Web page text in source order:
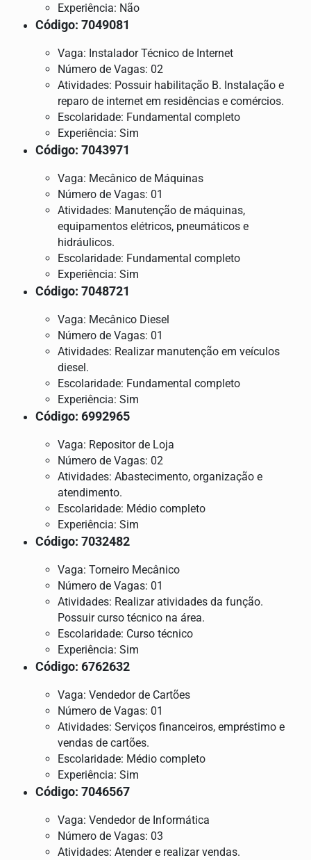
Experiência: Não
Código: 7049081
Vaga: Instalador Técnico de Internet
Número de Vagas: 02
Atividades: Possuir habilitação B. Instalação e
reparo de internet em residências e comércios.
Escolaridade: Fundamental completo
Experiência: Sim
Código: 7043971
Vaga: Mecânico de Máquinas
Número de Vagas: 01
Atividades: Manutenção de máquinas,
equipamentos elétricos, pneumáticos e
hidráulicos.
Escolaridade: Fundamental completo
Experiência: Sim
Código: 7048721
Vaga: Mecânico Diesel
Número de Vagas: 01
Atividades: Realizar manutenção em veículos
diesel.
Escolaridade: Fundamental completo
Experiência: Sim
Código: 6992965
Vaga: Repositor de Loja
Número de Vagas: 02
Atividades: Abastecimento, organização e
atendimento.
Escolaridade: Médio completo
Experiência: Sim
Código: 7032482
Vaga: Torneiro Mecânico
Número de Vagas: 01
Atividades: Realizar atividades da função.
Possuir curso técnico na área.
Escolaridade: Curso técnico
Experiência: Sim
Código: 6762632
Vaga: Vendedor de Cartões
Número de Vagas: 01
Atividades: Serviços financeiros, empréstimo e
vendas de cartões.
Escolaridade: Médio completo
Experiência: Sim
Código: 7046567
Vaga: Vendedor de Informática
Número de Vagas: 03
Atividades: Atender e realizar vendas.